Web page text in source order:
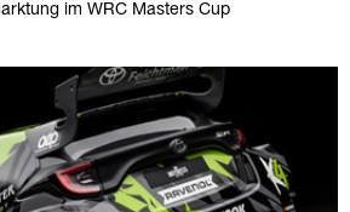
im WRC Masters Cup